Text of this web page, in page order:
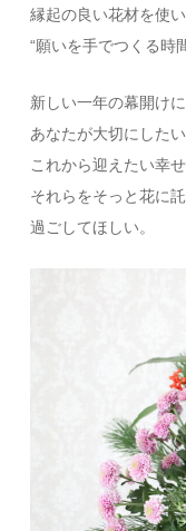
縁起の良い花材を使い
“願いを手でつくる時
新しい一年の幕開けに
あなたが大切にした
これから迎えたい幸
それらをそっと花に
過ごしてほしい。